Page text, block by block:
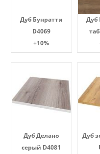
Дуб Бунратти
D4069
+10%
Дуб
Дуб Делано
серый D4081
Дуб